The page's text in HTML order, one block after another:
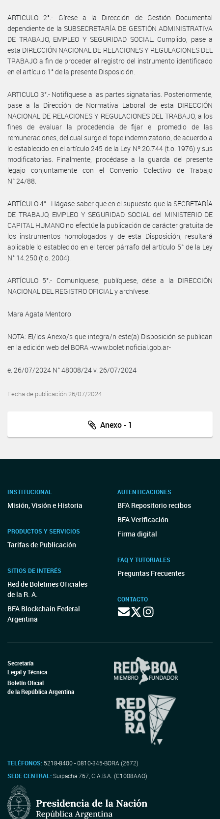
ARTICULO 2°.- Gírese a la Dirección de Gestión Documental
dependiente de la SUBSECRETARÍA DE GESTIÓN ADMINISTRATIVA
DE TRABAJO, EMPLEO Y SEGURIDAD SOCIAL. Cumplido, pase a
esta DIRECCIÓN NACIONAL DE RELACIONES Y REGULACIONES DEL
TRABAJO a fin de proceder al registro del instrumento identificado
en el artículo 1° de la presente Disposición.
ARTICULO 3°.- Notifíquese a las partes signatarias. Posteriormente,
pase a la Dirección de Normativa Laboral de esta DIRECCIÓN
NACIONAL DE RELACIONES Y REGULACIONES DEL TRABAJO, a los
fines de evaluar la procedencia de fijar el promedio de las
remuneraciones, del cual surge el tope indemnizatorio, de acuerdo a
lo establecido en el artículo 245 de la Ley Nº 20.744 (t.o. 1976) y sus
modificatorias. Finalmente, procédase a la guarda del presente
legajo conjuntamente con el Convenio Colectivo de Trabajo
N° 24/88.
ARTÍCULO 4°.- Hágase saber que en el supuesto que la SECRETARÍA
DE TRABAJO, EMPLEO Y SEGURIDAD SOCIAL del MINISTERIO DE
CAPITAL HUMANO no efectúe la publicación de carácter gratuita de
los instrumentos homologados y de esta Disposición, resultará
aplicable lo establecido en el tercer párrafo del artículo 5° de la Ley
N° 14.250 (t.o. 2004).
ARTÍCULO 5°.- Comuníquese, publíquese, dése a la DIRECCIÓN
NACIONAL DEL REGISTRO OFICIAL y archívese.
Mara Agata Mentoro
NOTA: El/los Anexo/s que integra/n este(a) Disposición se publican
en la edición web del BORA -www.boletinoficial.gob.ar-
e. 26/07/2024 N° 48008/24 v. 26/07/2024
Fecha de publicación 26/07/2024
Anexo - 1
INSTITUCIONAL
Misión, Visión e Historia
PRODUCTOS Y SERVICIOS
Tarifas de Publicación
SITIOS DE INTERÉS
Red de Boletines Oficiales
de la R. A.
BFA Blockchain Federal
Argentina
AUTENTICACIONES
BFA Repositorio recibos
BFA Verificación
Firma digital
FAQ Y TUTORIALES
Preguntas Frecuentes
CONTACTO
Secretaría
Legal y Técnica
Boletín Oficial
de la República Argentina
TELÉFONOS: 5218-8400 - 0810-345-BORA (2672)
SEDE CENTRAL:Suipacha 767, C.A.B.A. (C1008AAO)